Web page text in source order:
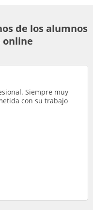
de los alumnos
online
Siempre muy
con su trabajo